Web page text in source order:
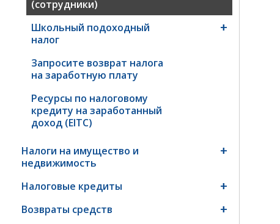
(сотрудники)
Школьный подоходный
налог
Запросите возврат налога
на заработную плату
Ресурсы по налоговому
кредиту на заработанный
доход (EITC)
Налоги на имущество и
недвижимость
Налоговые кредиты
Возвраты средств